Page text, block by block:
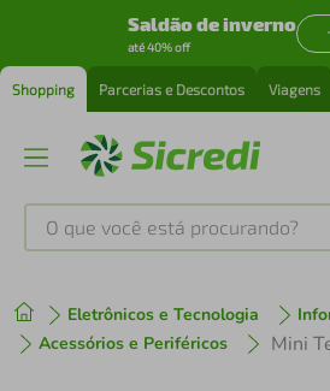
Saldão de inverno
até 40% off
Shopping Parcerias e Descontos Viagens
O que você está procurando?
Eletrônicos e Tecnologia
Acessórios e Periféricos
1º tenis